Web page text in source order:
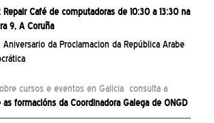
Café de computadoras de 10:30 a 13:30 na
9, A Coruña
Aniversario da Proclamacion da República Arabe
cursos e eventos en Galicia consulta a
formaciónsda Coordinadora Galega de ONGD